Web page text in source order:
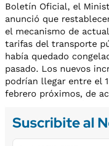
Boletín Oficial, el
anunció que
el mecanismo de
tarifas del transporte
había quedado
pasado. Los nuevos
podrían llegar entre el
febrero próximos, de
Suscribite al